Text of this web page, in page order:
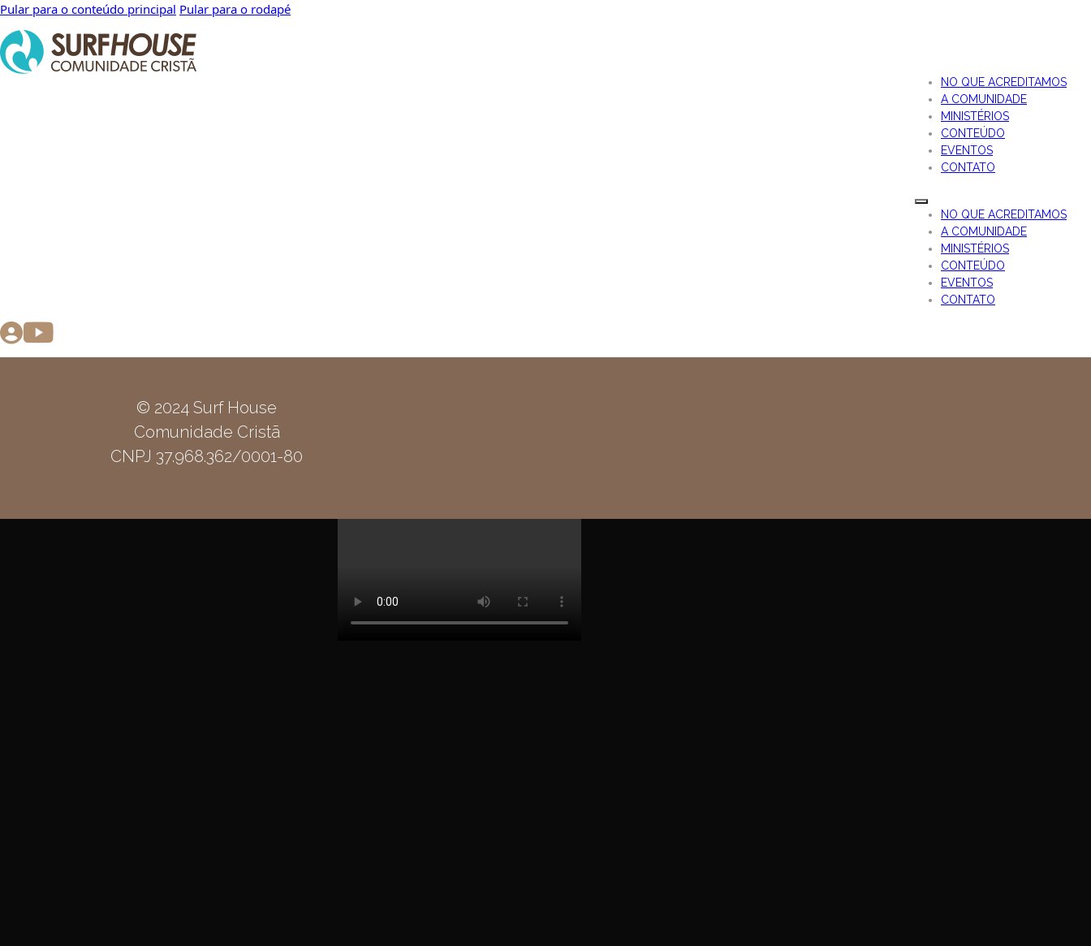
Pular para o conteúdo principal Pular para o rodapé
NO QUE ACREDITAMOS
A COMUNIDADE
MINISTÉRIOS
CONTEÚDO
EVENTOS
CONTATO
NO QUE ACREDITAMOS
A COMUNIDADE
MINISTÉRIOS
CONTEÚDO
EVENTOS
CONTATO
© 2024 Surf House
Comunidade Cristã
CNPJ 37.968.362/0001-80